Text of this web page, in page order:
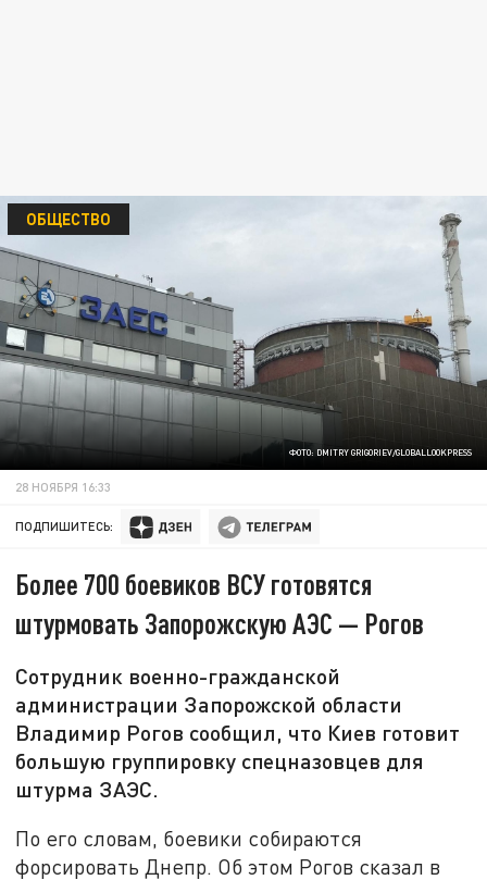
ФОТО: DMITRY GRIGORIEV/GLOBALLOOKPRESS
ОБЩЕСТВО
28 НОЯБРЯ 16:33
ПОДПИШИТЕСЬ:
Более 700 боевиков ВСУ готовятся
штурмовать Запорожскую АЭС — Рогов
Сотрудник военно-гражданской
администрации Запорожской области
Владимир Рогов сообщил, что Киев готовит
большую группировку спецназовцев для
штурма ЗАЭС.
По его словам, боевики собираются
форсировать Днепр. Об этом Рогов сказал в